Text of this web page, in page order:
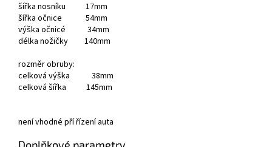
šířka nosníku 17mm
šířka očnice 54mm
výška očnicé 34mm
délka nožičky 140mm
rozměr obruby:
celková výška 38mm
celková šířka 145mm
není vhodné pří řízení auta